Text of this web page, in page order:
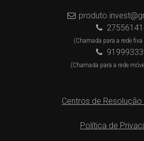
(Chamada para a rede
(Chamada para a rede
Centros de Resolução
Política de